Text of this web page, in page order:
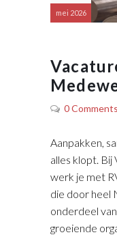
mei 2026
0 Comments
Aanpakken,
alles klopt. Bij
werk je met
die door heel
onderdeel
groeiende